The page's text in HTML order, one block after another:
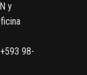
y
98-